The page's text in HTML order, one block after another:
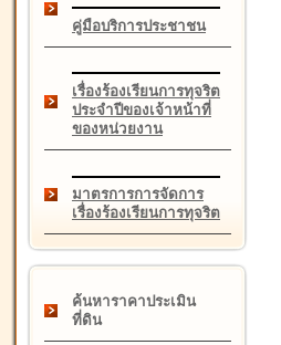
คู่มือบริการประชาชน
เรื่องร้องเรียนการทุจริต
ประจำปีของเจ้าหน้าที่
ของหน่วยงาน
มาตรการการจัดการ
เรื่องร้องเรียนการทุจริต
ค้นหาราคาประเมิน
ที่ดิน